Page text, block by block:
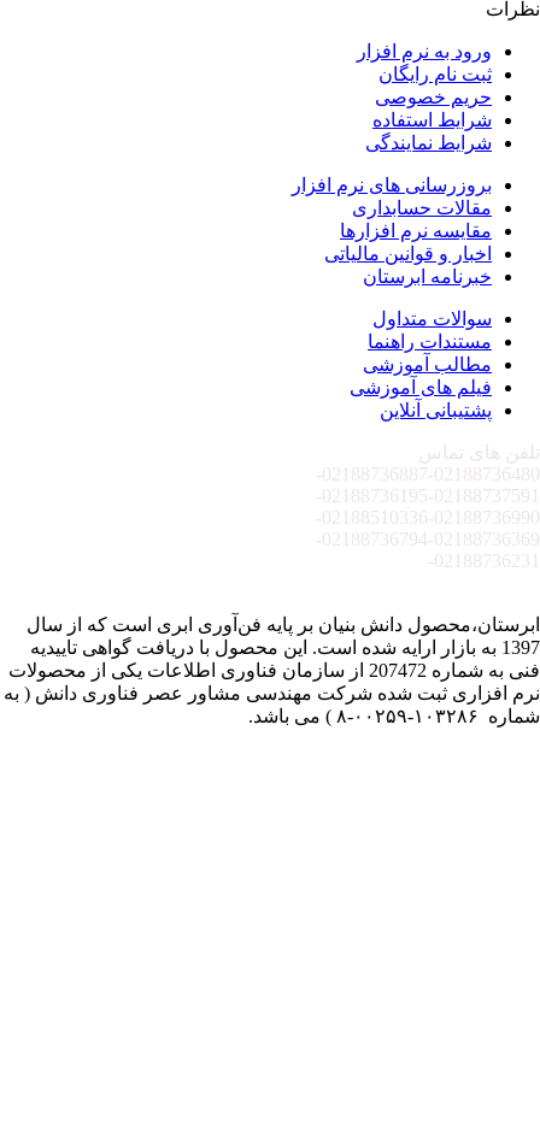
نظرات
ورود به نرم افزار
ثبت نام رایگان
حریم خصوصی
شرایط استفاده
شرایط نمایندگی
بروزرسانی های نرم افزار
مقالات حسابداری
مقایسه نرم افزارها
اخبار و قوانین مالیاتی
خبرنامه ابرستان
سوالات متداول
مستندات راهنما
مطالب آموزشی
فیلم های آموزشی
پشتیبانی آنلاین
تلفن های تماس
02188736887-02188736480-
02188736195-02188737591-
02188510336-02188736990-
02188736794-02188736369-
02188736231-
ابرستان،محصول دانش بنیان بر پایه فن‌آوری ابری است که از سال
1397 به بازار ارایه شده است. این محصول با دریافت گواهی تاییدیه
فنی به شماره 207472 از سازمان فناوری اطلاعات یکی از محصولات
نرم افزاری ثبت شده شرکت مهندسی مشاور عصر فناوری دانش ( به
شماره ۱۰۳۲۸۶-۰۰۲۵۹-۸ ) می باشد.